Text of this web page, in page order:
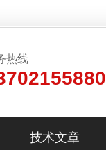
热线
技术文章